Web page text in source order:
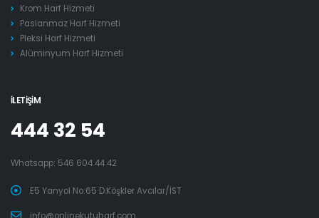
Krom Harf Hizmeti
Paslanmaz Harf Hizmeti
Pleksi Harf Hizmeti
Alüminyum Harf Hizmeti
İLETIŞIM
444 32 54
Whatsapp: 546 604 44 42
E5 Yanyol No:65 D.Köşkler Avcılar/İST
info@onlinekutuharf.com